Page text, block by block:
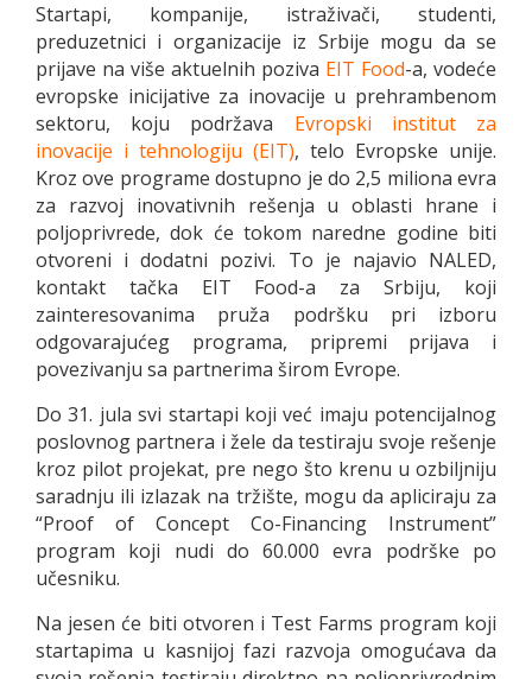
Startapi, kompanije, istraživači, studenti,
preduzetnici i organizacije iz Srbije mogu da se
prijave na više aktuelnih poziva EIT Food-a, vodeće
evropske inicijative za inovacije u prehrambenom
sektoru, koju podržava Evropski institut za
inovacije i tehnologiju (EIT), telo Evropske unije.
Kroz ove programe dostupno je do 2,5 miliona evra
za razvoj inovativnih rešenja u oblasti hrane i
poljoprivrede, dok će tokom naredne godine biti
otvoreni i dodatni pozivi. To je najavio NALED,
kontakt tačka EIT Food-a za Srbiju, koji
zainteresovanima pruža podršku pri izboru
odgovarajućeg programa, pripremi prijava i
povezivanju sa partnerima širom Evrope.
Do 31. jula svi startapi koji već imaju potencijalnog
poslovnog partnera i žele da testiraju svoje rešenje
kroz pilot projekat, pre nego što krenu u ozbiljniju
saradnju ili izlazak na tržište, mogu da apliciraju za
“Proof of Concept Co-Financing Instrument”
program koji nudi do 60.000 evra podrške po
učesniku.
Na jesen će biti otvoren i Test Farms program koji
startapima u kasnijoj fazi razvoja omogućava da